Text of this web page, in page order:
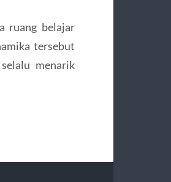
ruang belajar
tersebut
menarik